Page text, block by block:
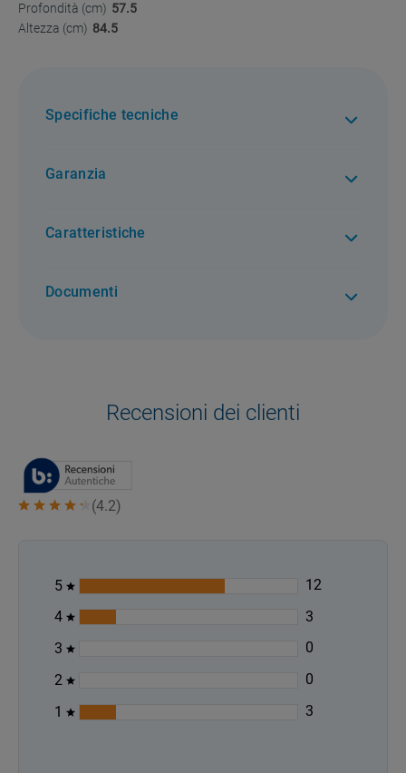
Profondità (cm) 57.5
Altezza (cm) 84.5
Specifiche tecniche
Garanzia
Caratteristiche
Documenti
Recensioni dei clienti
(4.2)
5
12
4
3
3
0
2
0
1
3